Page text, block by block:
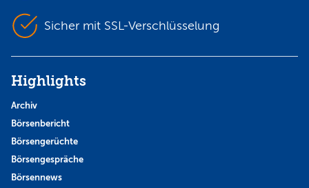
Sicher mit SSL-Verschlüsselung
Highlights
Archiv
Börsenbericht
Börsengerüchte
Börsengespräche
Börsennews